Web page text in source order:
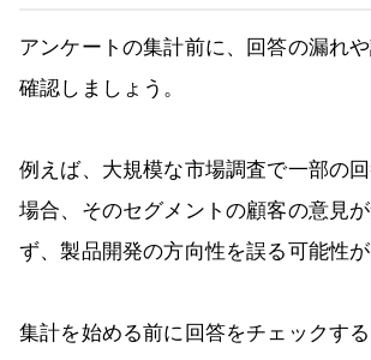
アンケートの集計前に、回答の漏れ
確認しましょう。
例えば、大規模な市場調査で一部の
場合、そのセグメントの顧客の意見
ず、製品開発の方向性を誤る可能性が
集計を始める前に回答をチェックす